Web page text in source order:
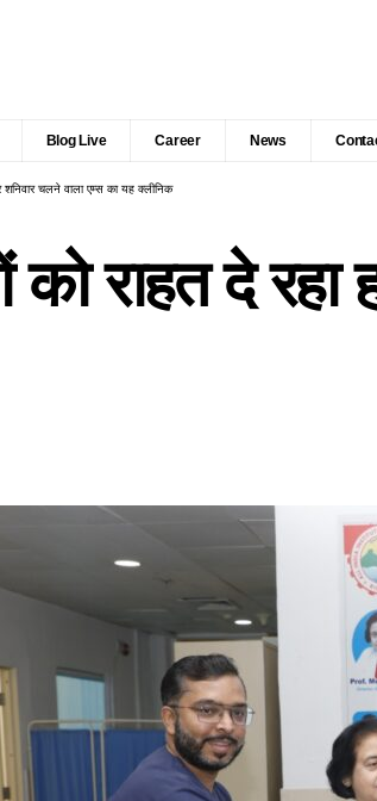
Blog Live Career News
शनिवार चलने वाला एम्स का यह क्लीनिक
को राहत दे